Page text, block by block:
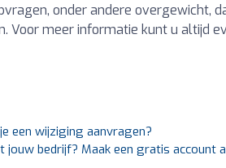
onder andere overgewicht,
Voor meer informatie kunt u altijd
een wijziging aanvragen?
jouw bedrijf? Maak een gratis account